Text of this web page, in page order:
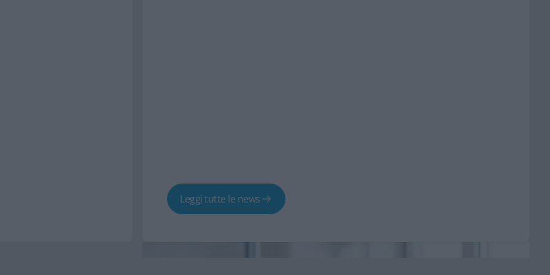
Leggi tutte le news